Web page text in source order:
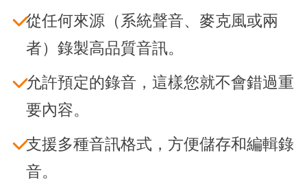
從任何來源（系統聲音、麥克風或兩
者）錄製高品質音訊。
允許預定的錄音，這樣您就不會錯過重
要內容。
支援多種音訊格式，方便儲存和編輯錄
音。